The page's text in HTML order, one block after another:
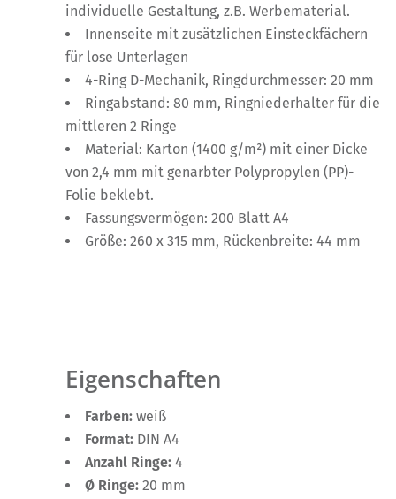
individuelle Gestaltung, z.B. Werbematerial.
Innenseite mit zusätzlichen Einsteckfächern
für lose Unterlagen
4-Ring D-Mechanik, Ringdurchmesser: 20 mm
Ringabstand: 80 mm, Ringniederhalter für die
mittleren 2 Ringe
Material: Karton (1400 g/m²) mit einer Dicke
von 2,4 mm mit genarbter Polypropylen (PP)-
Folie beklebt.
Fassungsvermögen: 200 Blatt A4
Größe: 260 x 315 mm, Rückenbreite: 44 mm
Eigenschaften
Farben: weiß
Format: DIN A4
Anzahl Ringe: 4
Ø Ringe: 20 mm